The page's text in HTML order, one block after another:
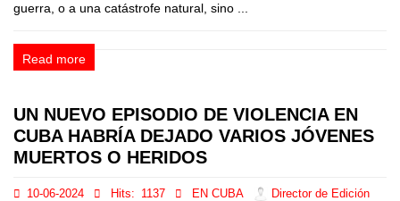
guerra, o a una catástrofe natural, sino ...
Read more
UN NUEVO EPISODIO DE VIOLENCIA EN
CUBA HABRÍA DEJADO VARIOS JÓVENES
MUERTOS O HERIDOS
10-06-2024 Hits: 1137 EN CUBA Director de Edición